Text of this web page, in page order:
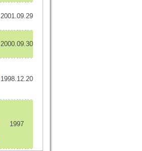
2001.09.29
2000.09.30
1998.12.20
1997